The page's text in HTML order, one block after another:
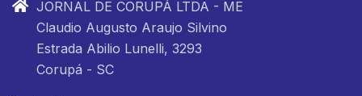
JORNAL DE CORUPÁ LTDA - ME
Claudio Augusto Araujo Silvino
Estrada Abilio Lunelli, 3293
Corupá - SC